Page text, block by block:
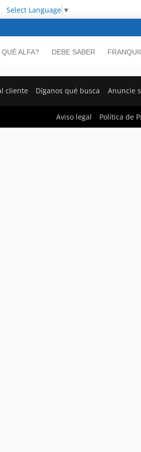
Select Language ▼
ALFA? DEBE SABER
cliente Díganos qué busca Anuncie
Aviso legal Política de